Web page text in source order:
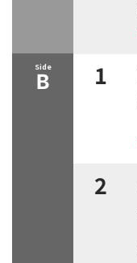
Side
B 1
2